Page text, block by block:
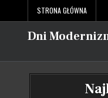
content
STRONA GŁÓWNA
Dni